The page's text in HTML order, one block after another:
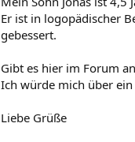
Er ist in logopädischer
gebessert.
Gibt es hier im Forum
Ich würde mich über
Liebe Grüße